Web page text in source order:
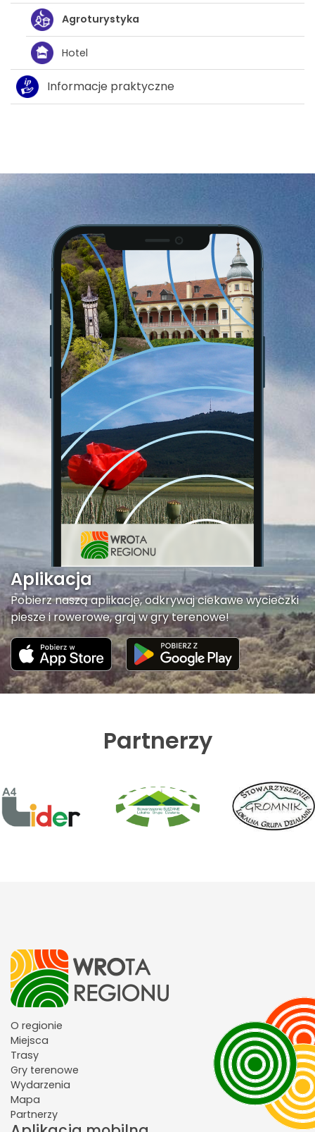
Agroturystyka
Hotel
Informacje praktyczne
Aplikacja
Pobierz naszą aplikację, odkrywaj ciekawe wycieczki
piesze i rowerowe, graj w gry terenowe!
Partnerzy
O regionie
Miejsca
Trasy
Gry terenowe
Wydarzenia
Mapa
Partnerzy